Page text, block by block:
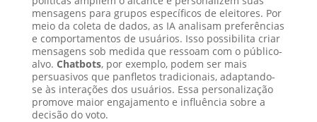
mensagens para grupos específicos de eleitores. Por
meio da coleta de dados, as IA analisam preferências
e comportamentos de usuários. Isso possibilita criar
mensagens sob medida que ressoam com o público-
alvo. Chatbots, por exemplo, podem ser mais
persuasivos que panfletos tradicionais, adaptando-
se às interações dos usuários. Essa personalização
promove maior engajamento e influência sobre a
decisão do voto.